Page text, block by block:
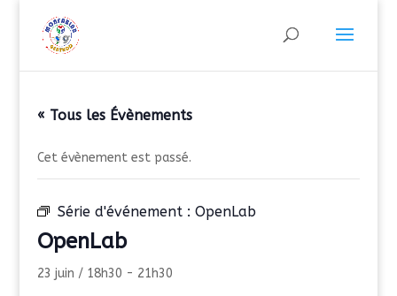
« Tous les Évènements
Cet évènement est passé.
Série d'événement :OpenLab
OpenLab
23 juin / 18h30 - 21h30